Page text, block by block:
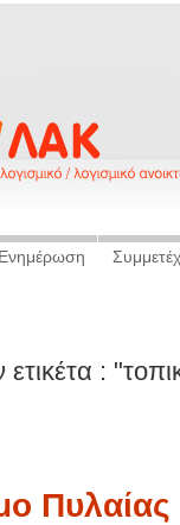
Ενημέρωση
:
Πυλαίας